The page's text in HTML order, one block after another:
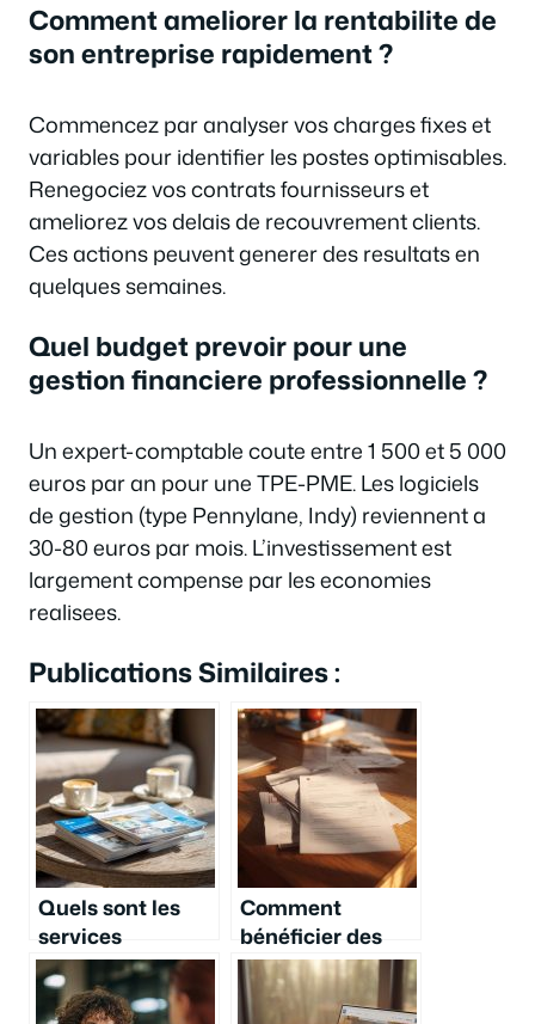
Comment ameliorer la rentabilite de
son entreprise rapidement ?
Commencez par analyser vos charges fixes et
variables pour identifier les postes optimisables.
Renegociez vos contrats fournisseurs et
ameliorez vos delais de recouvrement clients.
Ces actions peuvent generer des resultats en
quelques semaines.
Quel budget prevoir pour une
gestion financiere professionnelle ?
Un expert-comptable coute entre 1 500 et 5 000
euros par an pour une TPE-PME. Les logiciels
de gestion (type Pennylane, Indy) reviennent a
30-80 euros par mois. L’investissement est
largement compense par les economies
realisees.
Publications Similaires :
Quels sont les
services
proposés par
Chaabi Bank
Comment
bénéficier des
solutions de
crédit de CA